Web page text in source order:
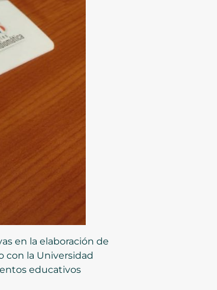
en la elaboración de
con la Universidad
educativos